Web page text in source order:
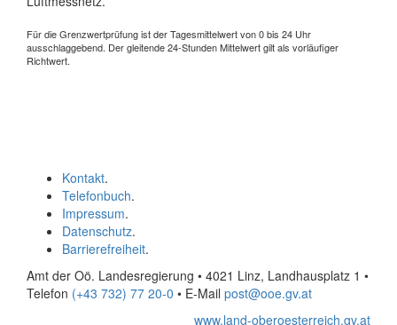
Für die Grenzwertprüfung ist der Tagesmittelwert von 0 bis 24 Uhr
ausschlaggebend. Der gleitende 24-Stunden Mittelwert gilt als vorläufiger
Richtwert.
Kontakt.
Telefonbuch.
Impressum.
Datenschutz.
Barrierefreiheit.
Amt der Oö. Landesregierung • 4021 Linz, Landhausplatz 1 •
Telefon (+43 732) 77 20-0 • E-Mail post@ooe.gv.at
www.land-oberoesterreich.gv.at